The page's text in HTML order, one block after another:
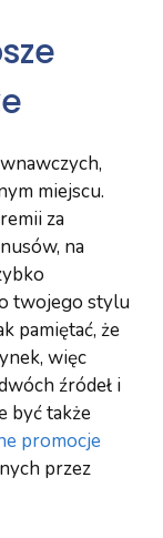
miejscu.
za
na
twojego stylu
pamiętać, że
więc
źródeł i
być także
promocje
przez